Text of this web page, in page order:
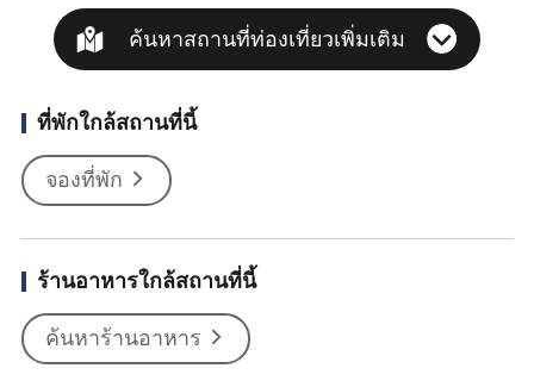
ค้นหาสถานที่ท่องเที่ยวเพิ่มเติม
ที่พักใกล้สถานที่นี้
จองที่พัก
ร้านอาหารใกล้สถานที่นี้
ค้นหาร้านอาหาร